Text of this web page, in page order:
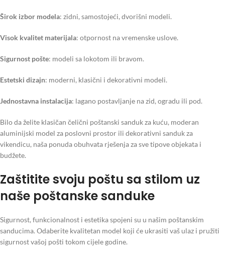
Širok izbor modela: zidni, samostojeći, dvorišni modeli.
Visok kvalitet materijala: otpornost na vremenske uslove.
Sigurnost pošte: modeli sa lokotom ili bravom.
Estetski dizajn: moderni, klasični i dekorativni modeli.
Jednostavna instalacija: lagano postavljanje na zid, ogradu ili pod.
Bilo da želite klasičan čelični poštanski sanduk za kuću, moderan
aluminijski model za poslovni prostor ili dekorativni sanduk za
vikendicu, naša ponuda obuhvata rješenja za sve tipove objekata i
budžete.
Zaštitite svoju poštu sa stilom uz
naše poštanske sanduke
Sigurnost, funkcionalnost i estetika spojeni su u našim poštanskim
sanducima. Odaberite kvalitetan model koji će ukrasiti vaš ulaz i pružiti
sigurnost vašoj pošti tokom cijele godine.